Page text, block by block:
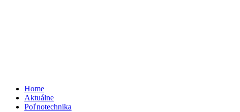
Home
Aktuálne
Poľnotechnika